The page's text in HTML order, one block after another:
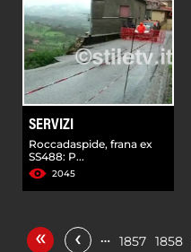
SERVIZI
Roccadaspide, frana ex
SS488: P...
2045
« ‹ … 1857 1858